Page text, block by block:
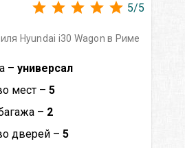
5/5
Hyundai i30 Wagon в Риме
– универсал
мест – 5
– 2
дверей – 5